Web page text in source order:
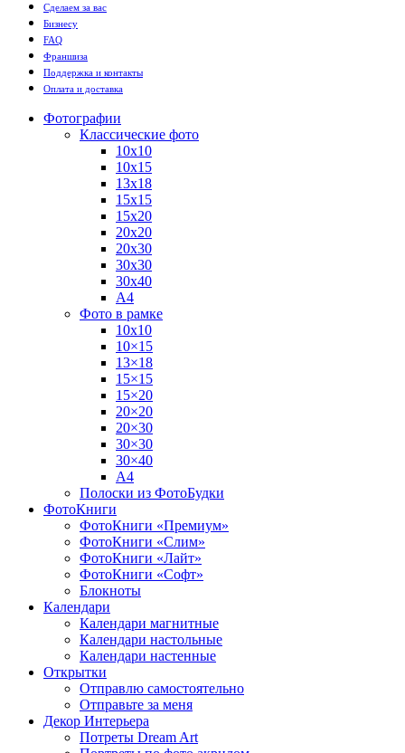
Сделаем за вас
Бизнесу
FAQ
Франшиза
Поддержка и контакты
Оплата и доставка
Фотографии
Классические фото
10х10
10х15
13х18
15х15
15х20
20х20
20х30
30х30
30х40
А4
Фото в рамке
10х10
10×15
13×18
15×15
15×20
20×20
20×30
30×30
30×40
A4
Полоски из ФотоБудки
ФотоКниги
ФотоКниги «Премиум»
ФотоКниги «Слим»
ФотоКниги «Лайт»
ФотоКниги «Софт»
Блокноты
Календари
Календари магнитные
Календари настольные
Календари настенные
Открытки
Отправлю самостоятельно
Отправьте за меня
Декор Интерьера
Потреты Dream Art